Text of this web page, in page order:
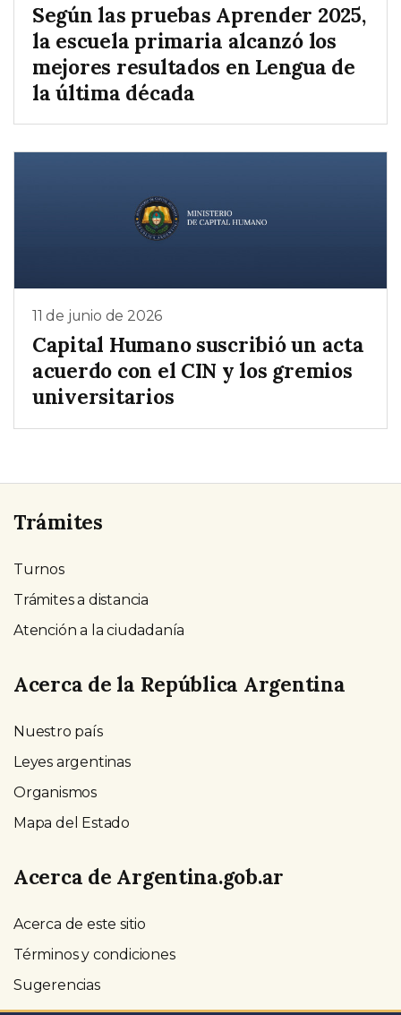
Según las pruebas Aprender 2025,
la escuela primaria alcanzó los
mejores resultados en Lengua de
la última década
11 de junio de 2026
Capital Humano suscribió un acta
acuerdo con el CIN y los gremios
universitarios
Trámites
Turnos
Trámites a distancia
Atención a la ciudadanía
Acerca de la República Argentina
Nuestro país
Leyes argentinas
Organismos
Mapa del Estado
Acerca de Argentina.gob.ar
Acerca de este sitio
Términos y condiciones
Sugerencias